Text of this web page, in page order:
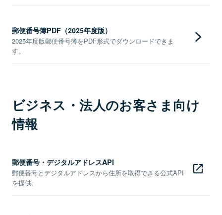
郵便番号簿PDF（2025年度版）
2025年度版郵便番号簿をPDF形式でダウンロードできま
す。
ビジネス・法人のお客さま向け
情報
郵便番号・デジタルアドレスAPI
郵便番号とデジタルアドレスから住所を取得できる公式API
を提供。